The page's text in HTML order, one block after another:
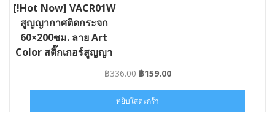
[!Hot Now] VACR01W
สูญญากาศติดกระจก
60×200ซม. ลาย Art
Color สติ๊กเกอร์สูญญา
กาศติดกระจกกรองแสง
#ST-VACR01W060020
฿336.00 Original
was:
฿336.00.
฿159.00Current
฿159.00.
หยิบใส่ตะกร้า